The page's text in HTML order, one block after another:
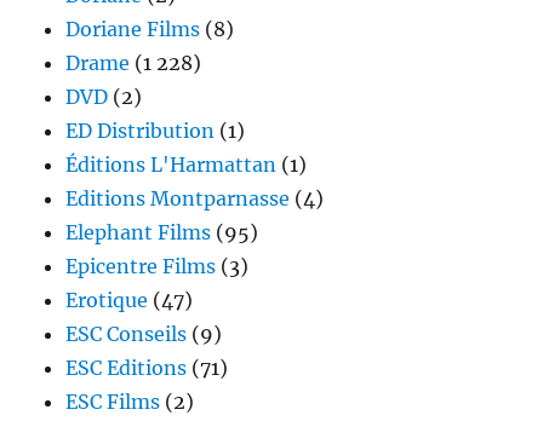
Doriane Films (8)
Drame (1 228)
DVD (2)
ED Distribution (1)
Éditions L'Harmattan (1)
Editions Montparnasse (4)
Elephant Films (95)
Epicentre Films (3)
Erotique (47)
ESC Conseils (9)
ESC Editions (71)
ESC Films (2)